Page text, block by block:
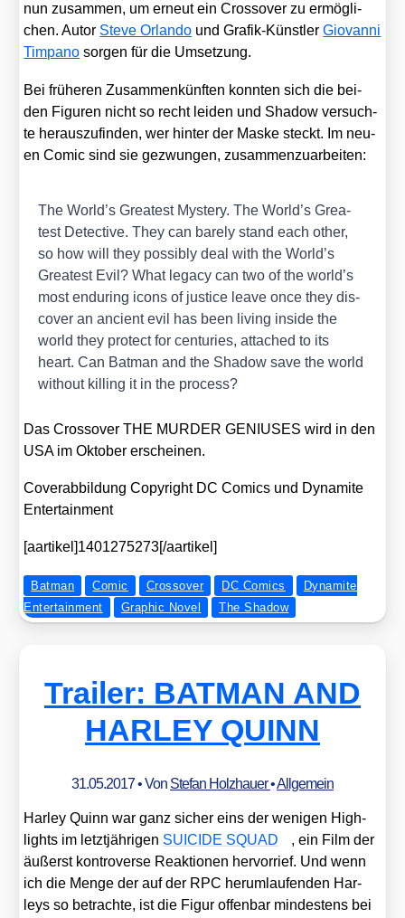
nun zusam­men, um erneut ein Cross­over zu ermög­li­
chen. Autor Ste­ve Orlan­do und Gra­fik-Künst­lerGio­van­ni
Tim­pa­no sor­gen für die Umset­zung.
Bei frü­he­ren Zusam­men­künf­ten konn­ten sich die bei­
den Figu­ren nicht so recht lei­den und Shadow ver­such­
te her­aus­zu­fin­den, wer hin­ter der Mas­ke steckt. Im neu­
en Comic sind sie gezwun­gen, zusam­men­zu­ar­bei­ten:
The World’s Grea­test Mys­tery. The World’s Grea­
test Detec­ti­ve. They can bare­ly stand each other,
so how will they pos­si­bly deal with the World’s
Grea­test Evil? What lega­cy can two of the world’s
most endu­ring icons of jus­ti­ce lea­ve once they dis­
co­ver an anci­ent evil has been living insi­de the
world they pro­tect for cen­tu­ries, atta­ched to its
heart. Can Bat­man and the Shadow save the world
wit­hout kil­ling it in the pro­cess?
Das Cross­over THE MURDER GENIUSES wird in den
USA im Okto­ber erschei­nen.
Cover­ab­bil­dung Copy­right DC Comics und Dyna­mi­te
Enter­tain­ment
[aartikel]1401275273[/aartikel]
Batman Comic Crossover DC Comics
Dynamite
Entertainment
Graphic Novel The Shadow
Trailer: BATMAN AND
HARLEY QUINN
31.05.2017• Von Stefan Holzhauer•Allgemein
Har­ley Quinn war ganz sicher eins der weni­gen High­
lights im letzt­jäh­ri­gen SUICIDE SQUAD
, ein Film der
äußerst kon­tro­ver­se Reak­tio­nen her­vor­rief. Und wenn
ich die Men­ge der auf der RPC her­um­lau­fen­den Har­
leys so betrach­te, ist die Figur offen­bar min­des­tens bei